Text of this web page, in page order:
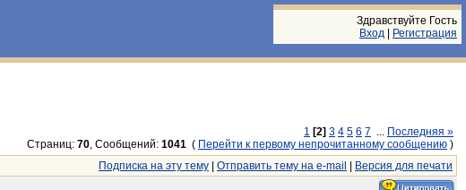
Здравствуйте Гость
Вход
Регистрация
1 [2] 3 4 5 6 7 ... Последняя »
Страниц: 70, Сообщений: 1041 ( Перейти к первому непрочитанному сообщению )
Подписка на эту тему Отправить тему на e-mail
Версия для печати